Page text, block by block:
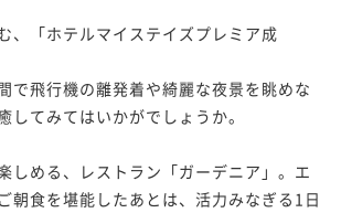
、「ホテルマイステイズプレミア成
で飛行機の離発着や綺麗な夜景を眺めな
してみてはいかがでしょうか。
しめる、レストラン「ガーデニア」。エ
朝食を堪能したあとは、活力みなぎる1日